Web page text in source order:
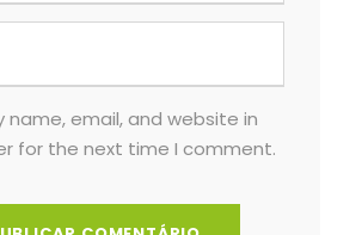
name, email, and website in
for the next time I comment.